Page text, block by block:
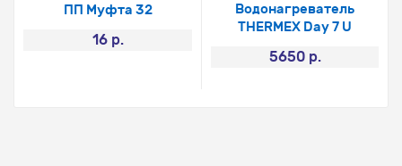
ПП Муфта 32
16 р.
Водонагреватель
THERMEX Day 7 U
5650 р.